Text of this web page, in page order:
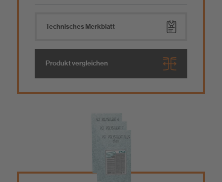
Technisches Merkblatt
Produkt vergleichen